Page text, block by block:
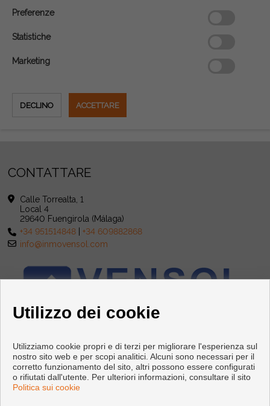
Preferenze
Statistiche
Marketing
CONTATTARE
Calle Torrealta, 1
Local 4
29640 Fuengirola (Málaga)
+34 951514848 |+34 609882868
info@inmovensol.com
Utilizzo dei cookie
Utilizziamo cookie propri e di terzi per migliorare l'esperienza sul
nostro sito web e per scopi analitici. Alcuni sono necessari per il
corretto funzionamento del sito, altri possono essere configurati
o rifiutati dall'utente. Per ulteriori informazioni, consultare il sito
Politica sui cookie